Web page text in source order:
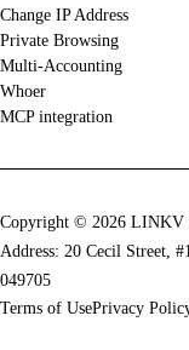
Change IP Address
Private Browsing
Multi-Accounting
Whoer
MCP integration
Copyright © 2026 LINKV
Address: 20 Cecil Street,
049705
Terms of UsePrivacy